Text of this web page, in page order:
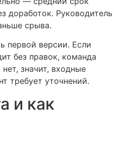
доработок. Руководитель
срыва.
первой версии. Если
без правок, команда
значит, входные
требует уточнений.
и как